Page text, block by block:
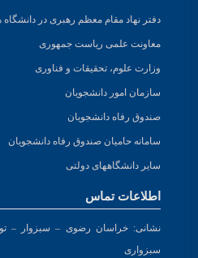
دفتر نهاد مقام معظم رهبری در دانشگاه
معاونت علمی ریاست جمهوری
وزارت علوم، تحقیقات و فناوری
سازمان امور دانشجویان
صندوق رفاه دانشجویان
سامانه حامیان صندوق رفاه دانشجویان
سایر دانشگاههای دولتی
اطلاعات تماس
نشانی:خراسان رضوی – سبزوار –
سبزواری